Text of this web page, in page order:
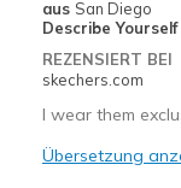
aus San Diego
Describe Yourself
REZENSIERT BEI
skechers.com
I wear them
Übersetzung